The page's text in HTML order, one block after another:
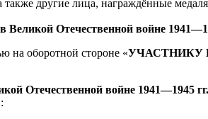
другие лица, награждённые
Великой Отечественной войне
на оборотной стороне «УЧАСТНИКУ
Отечественной войне 1941—1945 гг.